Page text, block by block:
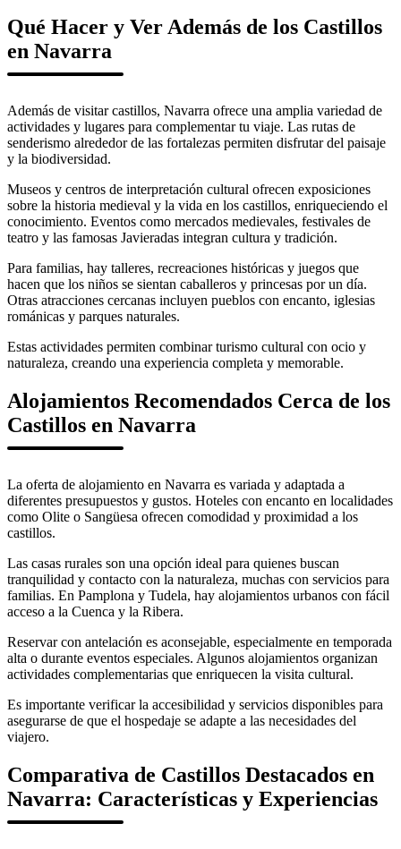
Qué Hacer y Ver Además de los Castillos
en Navarra
Además de visitar castillos, Navarra ofrece una amplia variedad de
actividades y lugares para complementar tu viaje. Las rutas de
senderismo alrededor de las fortalezas permiten disfrutar del paisaje
y la biodiversidad.
Museos y centros de interpretación cultural ofrecen exposiciones
sobre la historia medieval y la vida en los castillos, enriqueciendo el
conocimiento. Eventos como mercados medievales, festivales de
teatro y las famosas Javieradas integran cultura y tradición.
Para familias, hay talleres, recreaciones históricas y juegos que
hacen que los niños se sientan caballeros y princesas por un día.
Otras atracciones cercanas incluyen pueblos con encanto, iglesias
románicas y parques naturales.
Estas actividades permiten combinar turismo cultural con ocio y
naturaleza, creando una experiencia completa y memorable.
Alojamientos Recomendados Cerca de los
Castillos en Navarra
La oferta de alojamiento en Navarra es variada y adaptada a
diferentes presupuestos y gustos. Hoteles con encanto en localidades
como Olite o Sangüesa ofrecen comodidad y proximidad a los
castillos.
Las casas rurales son una opción ideal para quienes buscan
tranquilidad y contacto con la naturaleza, muchas con servicios para
familias. En Pamplona y Tudela, hay alojamientos urbanos con fácil
acceso a la Cuenca y la Ribera.
Reservar con antelación es aconsejable, especialmente en temporada
alta o durante eventos especiales. Algunos alojamientos organizan
actividades complementarias que enriquecen la visita cultural.
Es importante verificar la accesibilidad y servicios disponibles para
asegurarse de que el hospedaje se adapte a las necesidades del
viajero.
Comparativa de Castillos Destacados en
Navarra: Características y Experiencias